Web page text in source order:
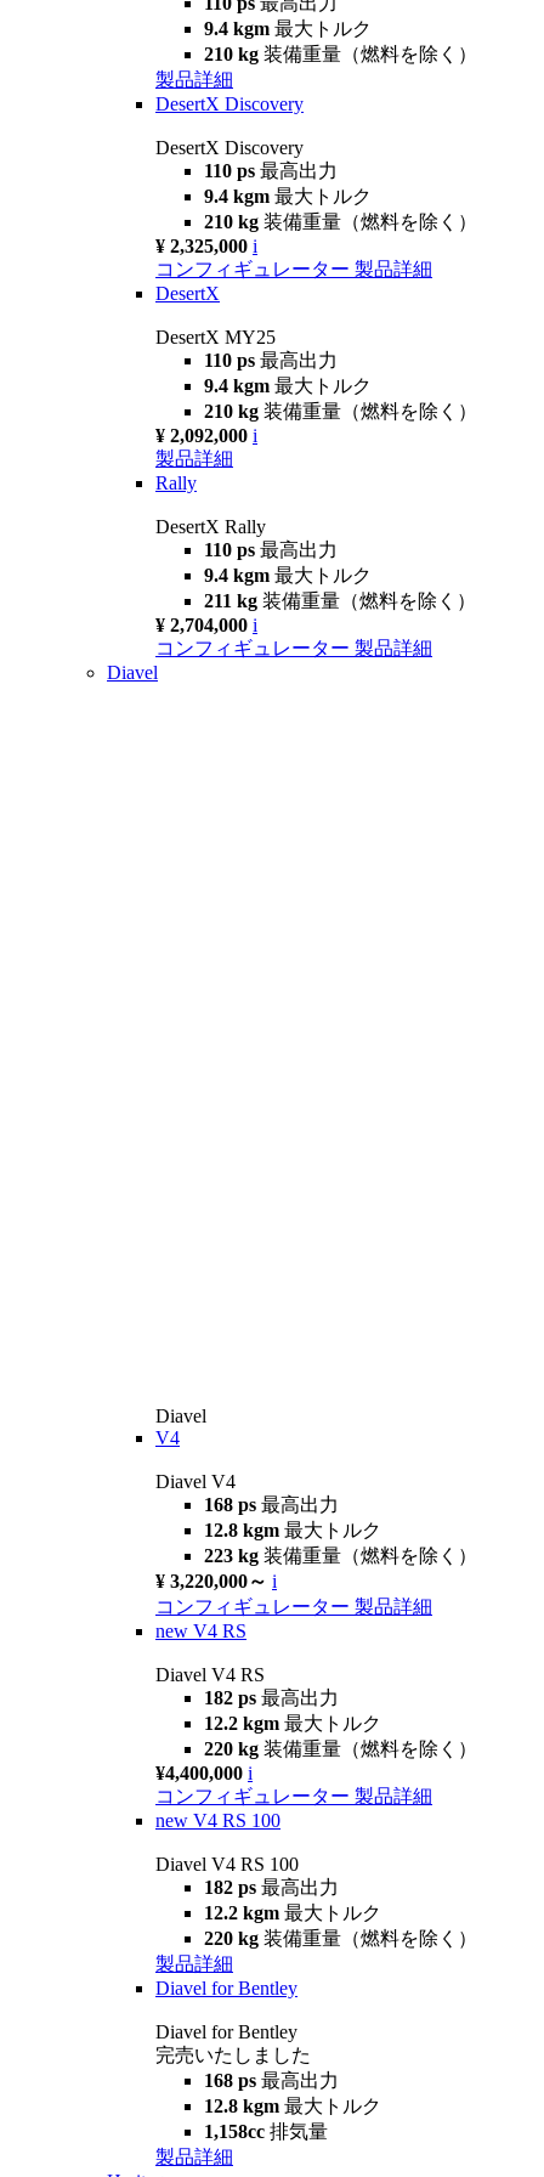
9.4 kgm 最大トルク
210 kg 装備重量（燃料を除く）
製品詳細
DesertX Discovery
DesertX Discovery
110 ps 最高出力
9.4 kgm 最大トルク
210 kg 装備重量（燃料を除く）
¥ 2,325,000 i
コンフィギュレーター 製品詳細
DesertX
DesertX MY25
110 ps 最高出力
9.4 kgm 最大トルク
210 kg 装備重量（燃料を除く）
¥ 2,092,000 i
製品詳細
Rally
DesertX Rally
110 ps 最高出力
9.4 kgm 最大トルク
211 kg 装備重量（燃料を除く）
¥ 2,704,000 i
コンフィギュレーター 製品詳細
Diavel
Diavel
V4
Diavel V4
168 ps 最高出力
12.8 kgm 最大トルク
223 kg 装備重量（燃料を除く）
¥ 3,220,000～ i
コンフィギュレーター 製品詳細
new V4 RS
Diavel V4 RS
182 ps 最高出力
12.2 kgm 最大トルク
220 kg 装備重量（燃料を除く）
¥4,400,000 i
コンフィギュレーター 製品詳細
new V4 RS 100
Diavel V4 RS 100
182 ps 最高出力
12.2 kgm 最大トルク
220 kg 装備重量（燃料を除く）
製品詳細
Diavel for Bentley
Diavel for Bentley
完売いたしました
168 ps 最高出力
12.8 kgm 最大トルク
1,158cc 排気量
製品詳細